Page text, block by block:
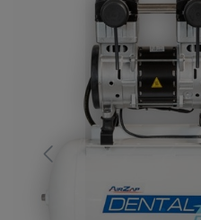
Você está
Dental
Cremer
Simples
Dental
Software
Odontológico